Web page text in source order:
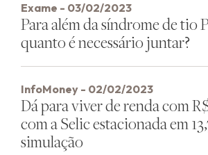
Exame - 03/02/2023
Para além da síndrome de tio
quanto é necessário juntar?
InfoMoney - 02/02/2023
Dá para viver de renda com
com a Selic estacionada em
simulação